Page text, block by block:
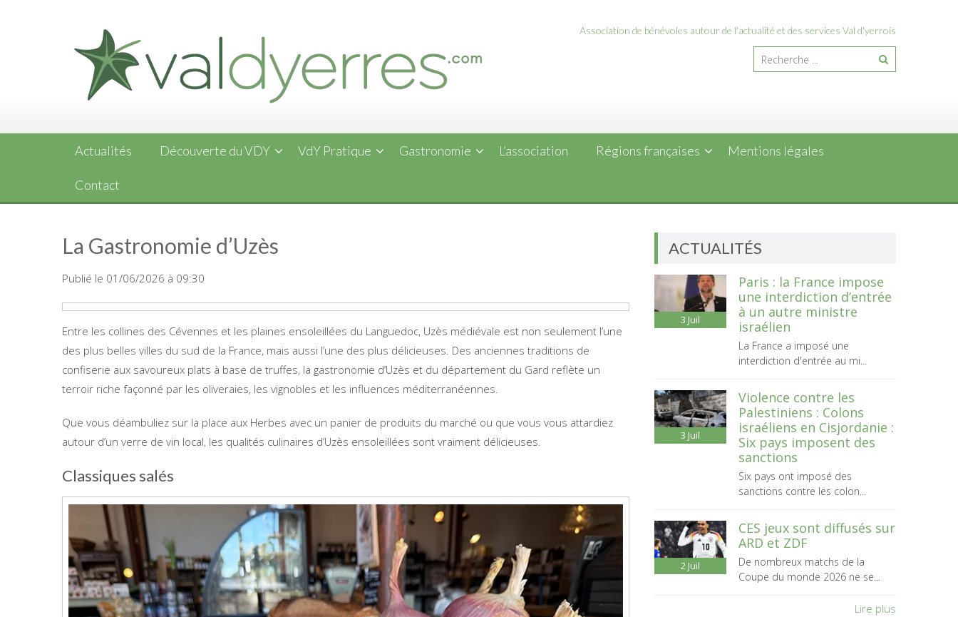
Association de bénévoles autour de l'actualité et des services Val d'yerrois
Actualités Découverte du VDY VdY Pratique Gastronomie L’association Régions françaises Mentions légales
Contact
La Gastronomie d’Uzès
Publié le 01/06/2026 à 09:30
Entre les collines des Cévennes et les plaines ensoleillées du Languedoc, Uzès médiévale est non seulement l’une
des plus belles villes du sud de la France, mais aussi l’une des plus délicieuses. Des anciennes traditions de
confiserie aux savoureux plats à base de truffes, la gastronomie d’Uzès et du département du Gard reflète un
terroir riche façonné par les oliveraies, les vignobles et les influences méditerranéennes.
Que vous déambuliez sur la place aux Herbes avec un panier de produits du marché ou que vous vous attardiez
autour d’un verre de vin local, les qualités culinaires d’Uzès ensoleillées sont vraiment délicieuses.
Classiques salés
ACTUALITÉS
3 Juil
Paris : la France impose
une interdiction d’entrée
à un autre ministre
israélien
La France a imposé une
interdiction d'entrée au mi...
3 Juil
Violence contre les
Palestiniens : Colons
israéliens en Cisjordanie :
Six pays imposent des
sanctions
Six pays ont imposé des
sanctions contre les colon...
2 Juil
CES jeux sont diffusés sur
ARD et ZDF
De nombreux matchs de la
Coupe du monde 2026 ne se...
Lire plus